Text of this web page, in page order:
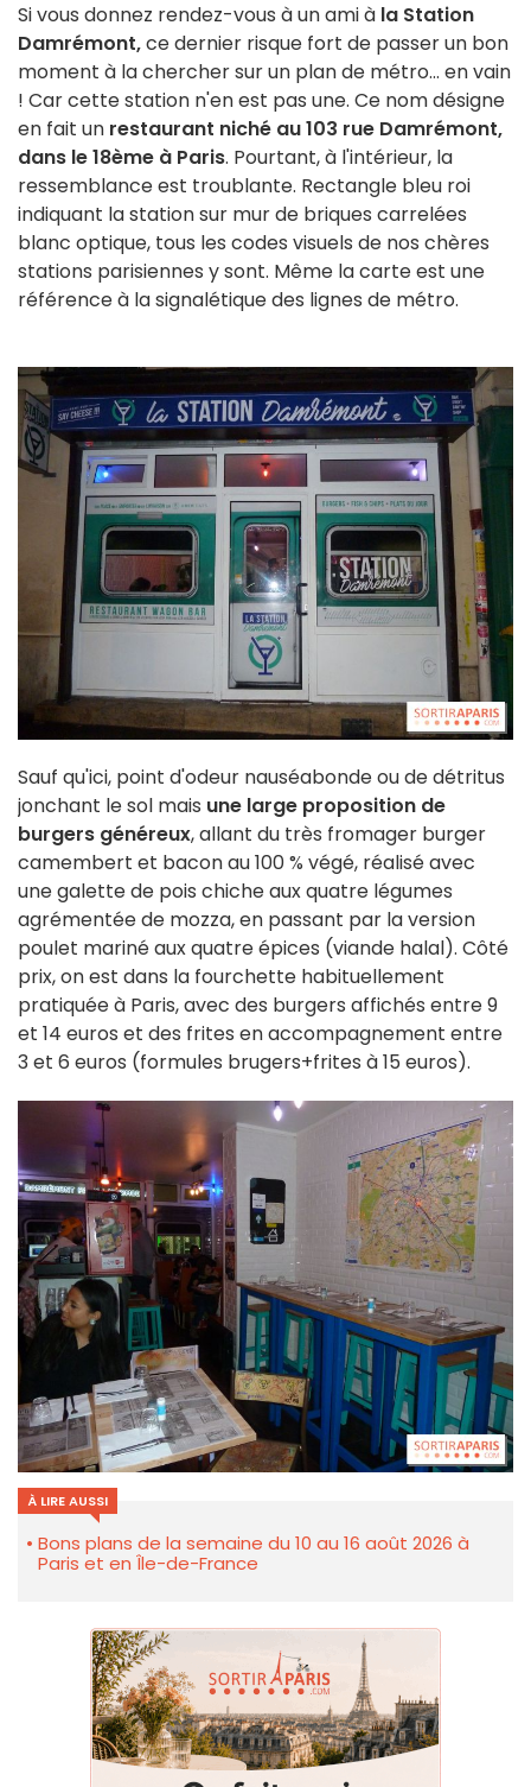
Si vous donnez rendez-vous à un ami à la Station
Damrémont,ce dernier risque fort de passer un bon
moment à la chercher sur un plan de métro... en vain
! Car cette station n'en est pas une. Ce nom désigne
en fait un restaurant niché au 103 rue Damrémont,
dans le 18ème à Paris. Pourtant, à l'intérieur, la
ressemblance est troublante. Rectangle bleu roi
indiquant la station sur mur de briques carrelées
blanc optique, tous les codes visuels de nos chères
stations parisiennes y sont. Même la carte est une
référence à la signalétique des lignes de métro.
Sauf qu'ici, point d'odeur nauséabonde ou de détritus
jonchant le sol mais une large proposition de
burgers généreux, allant du très fromager burger
camembert et bacon au 100 % végé, réalisé avec
une galette de pois chiche aux quatre légumes
agrémentée de mozza, en passant par la version
poulet mariné aux quatre épices (viande halal). Côté
prix, on est dans la fourchette habituellement
pratiquée à Paris, avec des burgers affichés entre 9
et 14 euros et des frites en accompagnement entre
3 et 6 euros (formules brugers+frites à 15 euros).
À LIRE AUSSI
Bons plans de la semaine du 10 au 16 août 2026 à
Paris et en Île-de-France